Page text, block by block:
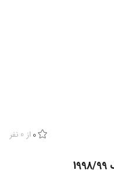
0 از 0 نفر
کیت اول منچستر یونایتد کلاسیک 1998/99